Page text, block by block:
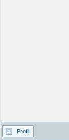
Profil